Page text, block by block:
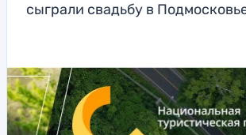
сыграли свадьбу в